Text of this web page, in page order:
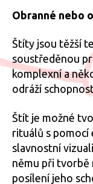
Obranné nebo
Štíty jsou těžší
soustředěnou
komplexní a
odráží
Štít je možné
rituálů s pomocí
slavnostní
němu při tvorbě
posílení jeho